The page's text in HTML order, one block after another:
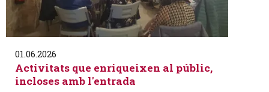
01.06.2026
Activitats que enriqueixen al públic,
incloses amb l'entrada